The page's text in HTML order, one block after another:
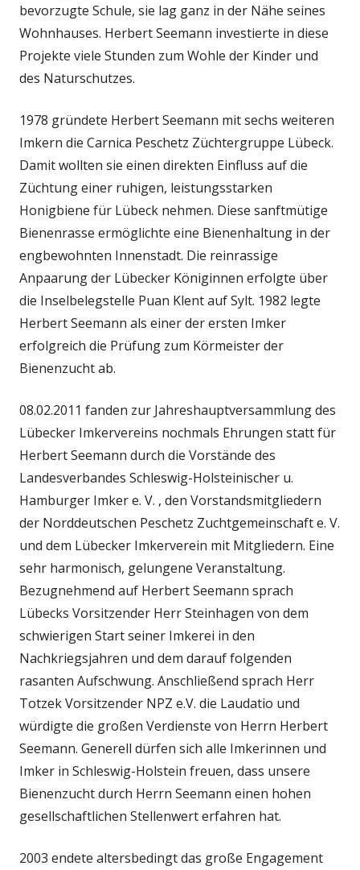
bevorzugte Schule, sie lag ganz in der Nähe seines
Wohnhauses. Herbert Seemann investierte in diese
Projekte viele Stunden zum Wohle der Kinder und
des Naturschutzes.
1978 gründete Herbert Seemann mit sechs weiteren
Imkern die Carnica Peschetz Züchtergruppe Lübeck.
Damit wollten sie einen direkten Einfluss auf die
Züchtung einer ruhigen, leistungsstarken
Honigbiene für Lübeck nehmen. Diese sanftmütige
Bienenrasse ermöglichte eine Bienenhaltung in der
engbewohnten Innenstadt. Die reinrassige
Anpaarung der Lübecker Königinnen erfolgte über
die Inselbelegstelle Puan Klent auf Sylt. 1982 legte
Herbert Seemann als einer der ersten Imker
erfolgreich die Prüfung zum Körmeister der
Bienenzucht ab.
08.02.2011 fanden zur Jahreshauptversammlung des
Lübecker Imkervereins nochmals Ehrungen statt für
Herbert Seemann durch die Vorstände des
Landesverbandes Schleswig-Holsteinischer u.
Hamburger Imker e. V. , den Vorstandsmitgliedern
der Norddeutschen Peschetz Zuchtgemeinschaft e. V.
und dem Lübecker Imkerverein mit Mitgliedern. Eine
sehr harmonisch, gelungene Veranstaltung.
Bezugnehmend auf Herbert Seemann sprach
Lübecks Vorsitzender Herr Steinhagen von dem
schwierigen Start seiner Imkerei in den
Nachkriegsjahren und dem darauf folgenden
rasanten Aufschwung. Anschließend sprach Herr
Totzek Vorsitzender NPZ e.V. die Laudatio und
würdigte die großen Verdienste von Herrn Herbert
Seemann. Generell dürfen sich alle Imkerinnen und
Imker in Schleswig-Holstein freuen, dass unsere
Bienenzucht durch Herrn Seemann einen hohen
gesellschaftlichen Stellenwert erfahren hat.
2003 endete altersbedingt das große Engagement